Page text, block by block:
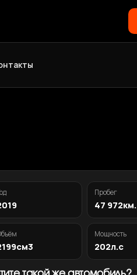
Пробег
47 972км.
Мощность
202л.с